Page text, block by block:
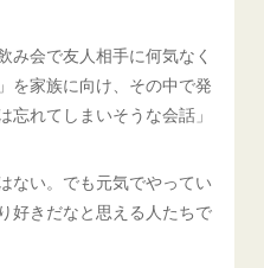
み会で友人相手に何気なく
を家族に向け、その中で発
忘れてしまいそうな会話」
ない。でも元気でやってい
好きだなと思える人たちで